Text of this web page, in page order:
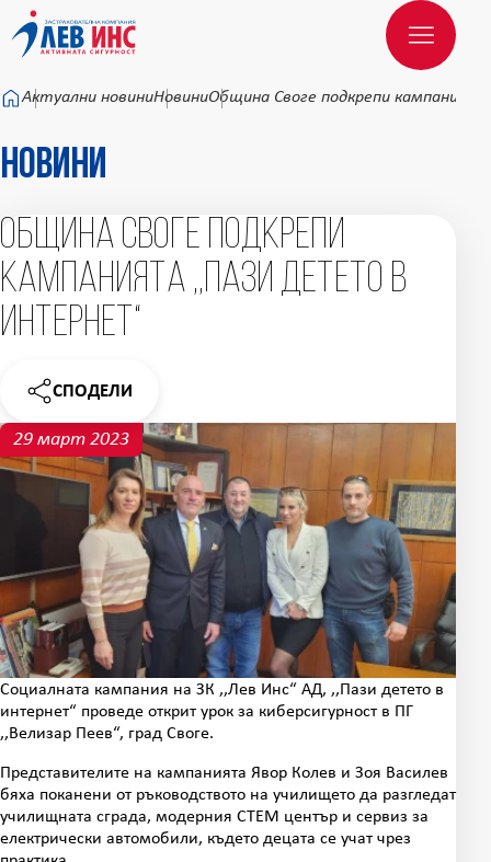
Към основното съдържание
Актуални новиниНовиниОбщина Своге подкрепи
Новини
Община Своге подкрепи
кампанията ,,Пази детето в
интернет“
СПОДЕЛИ
НОВИНАТА
29 март 2023
Социалната кампания на ЗК ,,Лев Инс“ АД, ,,Пази детето в
интернет“ проведе открит урок за киберсигурност в ПГ
,,Велизар Пеев“, град Своге.
Представителите на кампанията Явор Колев и Зоя Василев
бяха поканени от ръководството на училището да разгледат
училищната сграда, модерния СТЕМ център и сервиз за
електрически автомобили, където децата се учат чрез